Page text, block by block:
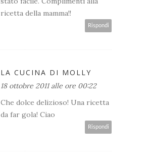
ricetta della mamma!!
Rispondi
LA CUCINA DI MOLLY
18 ottobre 2011 alle ore 00:22
Che dolce delizioso! Una ricetta
da far gola! Ciao
Rispondi